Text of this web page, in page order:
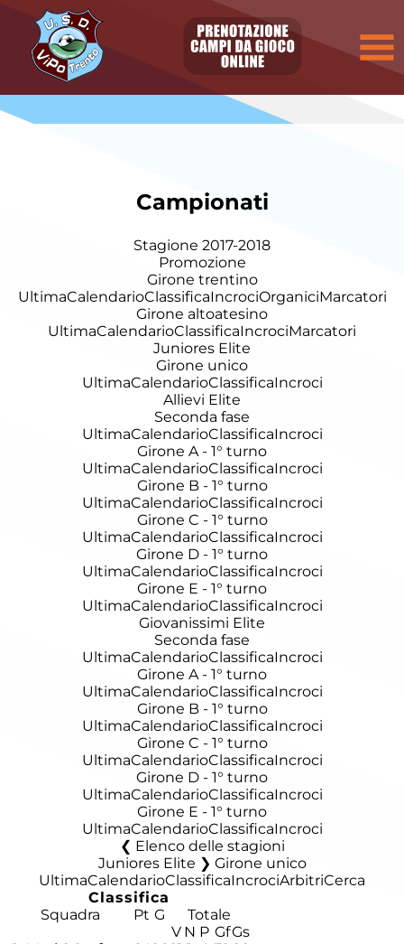
Campionati
Stagione 2017-2018
Promozione
Girone trentino
UltimaCalendarioClassificaIncrociOrganiciMarcatori
Girone altoatesino
UltimaCalendarioClassificaIncrociMarcatori
Juniores Elite
Girone unico
UltimaCalendarioClassificaIncroci
Allievi Elite
Seconda fase
UltimaCalendarioClassificaIncroci
Girone A - 1° turno
UltimaCalendarioClassificaIncroci
Girone B - 1° turno
UltimaCalendarioClassificaIncroci
Girone C - 1° turno
UltimaCalendarioClassificaIncroci
Girone D - 1° turno
UltimaCalendarioClassificaIncroci
Girone E - 1° turno
UltimaCalendarioClassificaIncroci
Giovanissimi Elite
Seconda fase
UltimaCalendarioClassificaIncroci
Girone A - 1° turno
UltimaCalendarioClassificaIncroci
Girone B - 1° turno
UltimaCalendarioClassificaIncroci
Girone C - 1° turno
UltimaCalendarioClassificaIncroci
Girone D - 1° turno
UltimaCalendarioClassificaIncroci
Girone E - 1° turno
UltimaCalendarioClassificaIncroci
Elenco delle stagioni
Juniores Elite ❯ Girone unico
UltimaCalendarioClassificaIncrociArbitriCerca
Classifica
Squadra
Pt G
Totale
V N P GfGs